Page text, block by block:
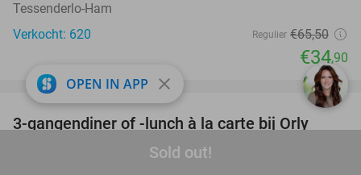
Sold out!
Tessenderlo-Ham
Verkocht: 620
Regulier €65,50
€34,90
47%
favorite_border
3-gangendiner of -lunch à la carte bij Orly
OPEN IN APP close